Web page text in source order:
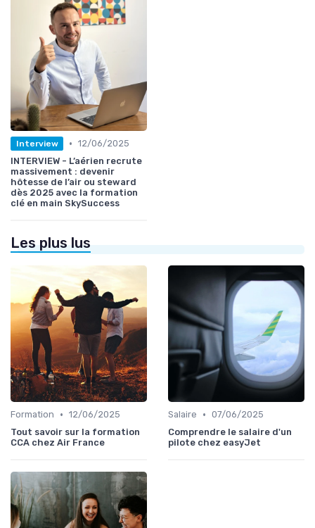
Interview • 12/06/2025
INTERVIEW - L’aérien recrute
massivement : devenir
hôtesse de l’air ou steward
dès 2025 avec la formation
clé en main SkySuccess
Les plus lus
Formation • 12/06/2025
Tout savoir sur la formation
CCA chez Air France
Salaire • 07/06/2025
Comprendre le salaire d'un
pilote chez easyJet